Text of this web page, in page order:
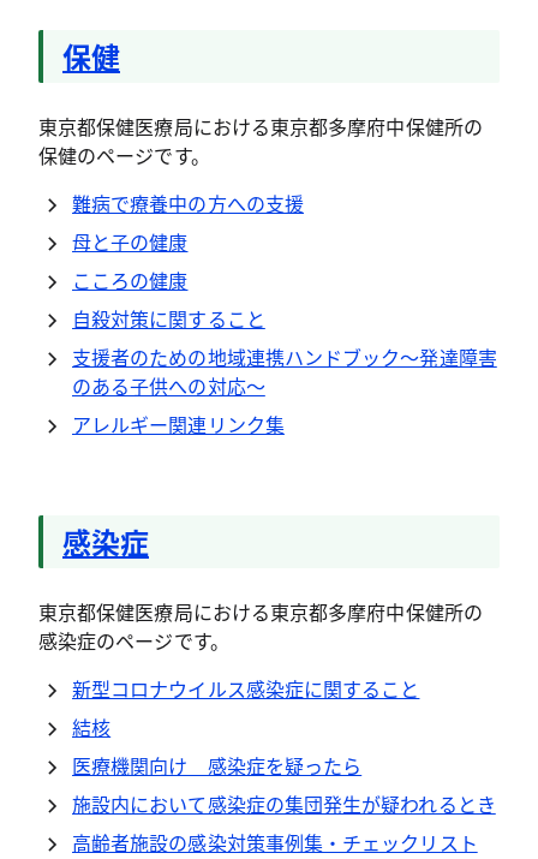
保健
東京都保健医療局における東京都多摩府中保健所の
保健のページです。
難病で療養中の方への支援
母と子の健康
こころの健康
自殺対策に関すること
支援者のための地域連携ハンドブック～発達障害
のある子供への対応～
アレルギー関連リンク集
感染症
東京都保健医療局における東京都多摩府中保健所の
感染症のページです。
新型コロナウイルス感染症に関すること
結核
医療機関向け 感染症を疑ったら
施設内において感染症の集団発生が疑われるとき
高齢者施設の感染対策事例集・チェックリスト